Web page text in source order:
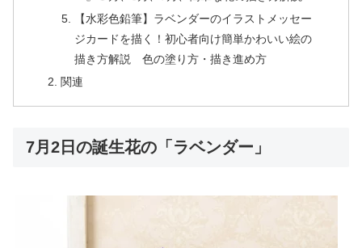
【水彩色鉛筆】ラベンダーのイラストメッセー
ジカードを描く！初心者向け簡単かわいい絵の
描き方解説 色の塗り方・描き進め方
関連
7月2日の誕生花の「ラベンダー」